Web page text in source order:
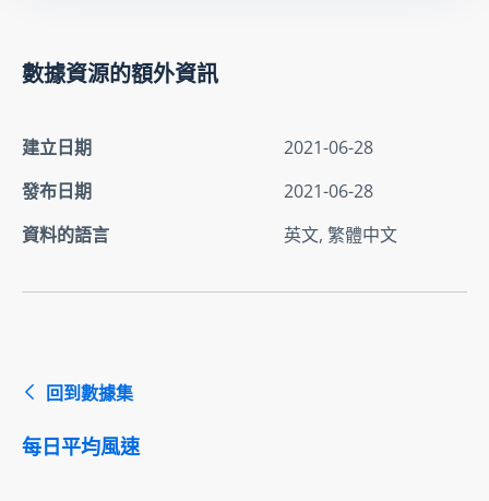
數據資源的額外資訊
建立日期
2021-06-28
發布日期
2021-06-28
資料的語言
英文, 繁體中文
回到數據集
每日平均風速